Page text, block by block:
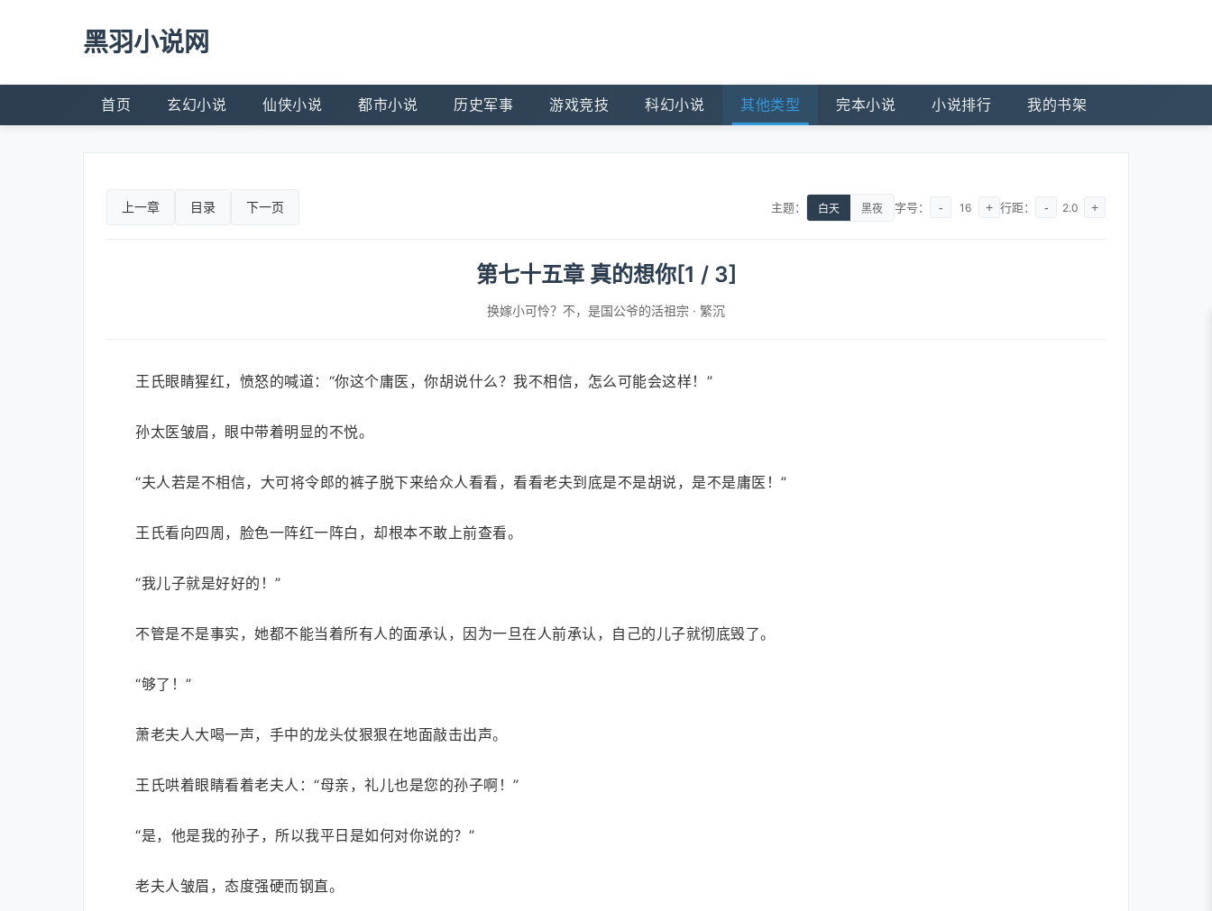
黑羽小说网
首页 玄幻小说 仙侠小说 都市小说 历史军事 游戏竞技 科幻小说 其他类型 完本小说 小说排行 我的书架
上一章 目录 下一页 主题： 白天 黑夜 字号： - 16 + 行距： - 2.0 +
第七十五章 真的想你[1 / 3]
换嫁小可怜？不，是国公爷的活祖宗 · 繁沉
王氏眼睛猩红，愤怒的喊道：“你这个庸医，你胡说什么？我不相信，怎么可能会这样！”
孙太医皱眉，眼中带着明显的不悦。
“夫人若是不相信，大可将令郎的裤子脱下来给众人看看，看看老夫到底是不是胡说，是不是庸医！”
王氏看向四周，脸色一阵红一阵白，却根本不敢上前查看。
“我儿子就是好好的！”
不管是不是事实，她都不能当着所有人的面承认，因为一旦在人前承认，自己的儿子就彻底毁了。
“够了！”
萧老夫人大喝一声，手中的龙头仗狠狠在地面敲击出声。
王氏哄着眼睛看着老夫人：“母亲，礼儿也是您的孙子啊！”
“是，他是我的孙子，所以我平日是如何对你说的？”
老夫人皱眉，态度强硬而钢直。